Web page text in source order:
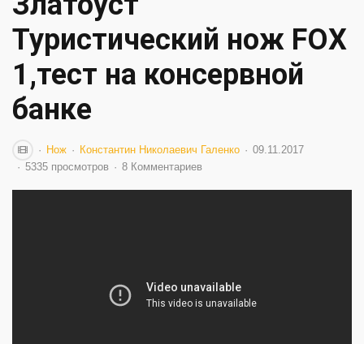
Туристический нож FOX
1,тест на консервной
банке
Нож Константин Николаевич Галенко
09.11.2017
5335 просмотров
8 Комментариев